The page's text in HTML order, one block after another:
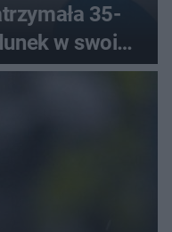
35-
w swoim